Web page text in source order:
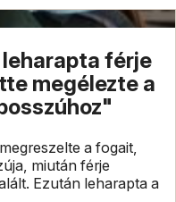
férje
megélezte a
a fogait,
miután férje
Ezután leharapta a